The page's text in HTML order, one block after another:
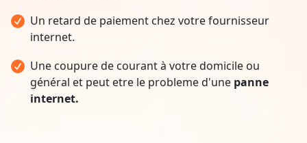
Un retard de paiement chez votre fournisseur
internet.
Une coupure de courant à votre domicile ou
général et peut etre le probleme d'une panne
internet.